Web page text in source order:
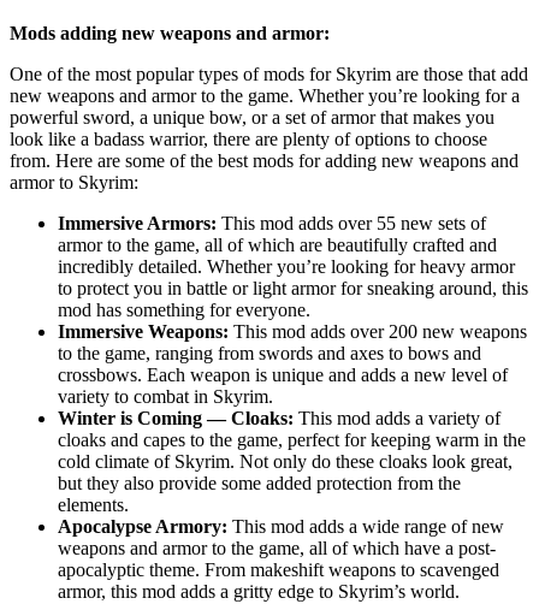
Mods adding new weapons and armor:
One of the most popular types of mods for Skyrim are those that add
new weapons and armor to the game. Whether you’re looking for a
powerful sword, a unique bow, or a set of armor that makes you
look like a badass warrior, there are plenty of options to choose
from. Here are some of the best mods for adding new weapons and
armor to Skyrim:
Immersive Armors: This mod adds over 55 new sets of
armor to the game, all of which are beautifully crafted and
incredibly detailed. Whether you’re looking for heavy armor
to protect you in battle or light armor for sneaking around, this
mod has something for everyone.
Immersive Weapons: This mod adds over 200 new weapons
to the game, ranging from swords and axes to bows and
crossbows. Each weapon is unique and adds a new level of
variety to combat in Skyrim.
Winter is Coming — Cloaks: This mod adds a variety of
cloaks and capes to the game, perfect for keeping warm in the
cold climate of Skyrim. Not only do these cloaks look great,
but they also provide some added protection from the
elements.
Apocalypse Armory: This mod adds a wide range of new
weapons and armor to the game, all of which have a post-
apocalyptic theme. From makeshift weapons to scavenged
armor, this mod adds a gritty edge to Skyrim’s world.